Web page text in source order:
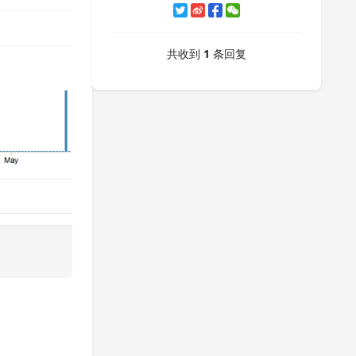
共收到 1 条回复